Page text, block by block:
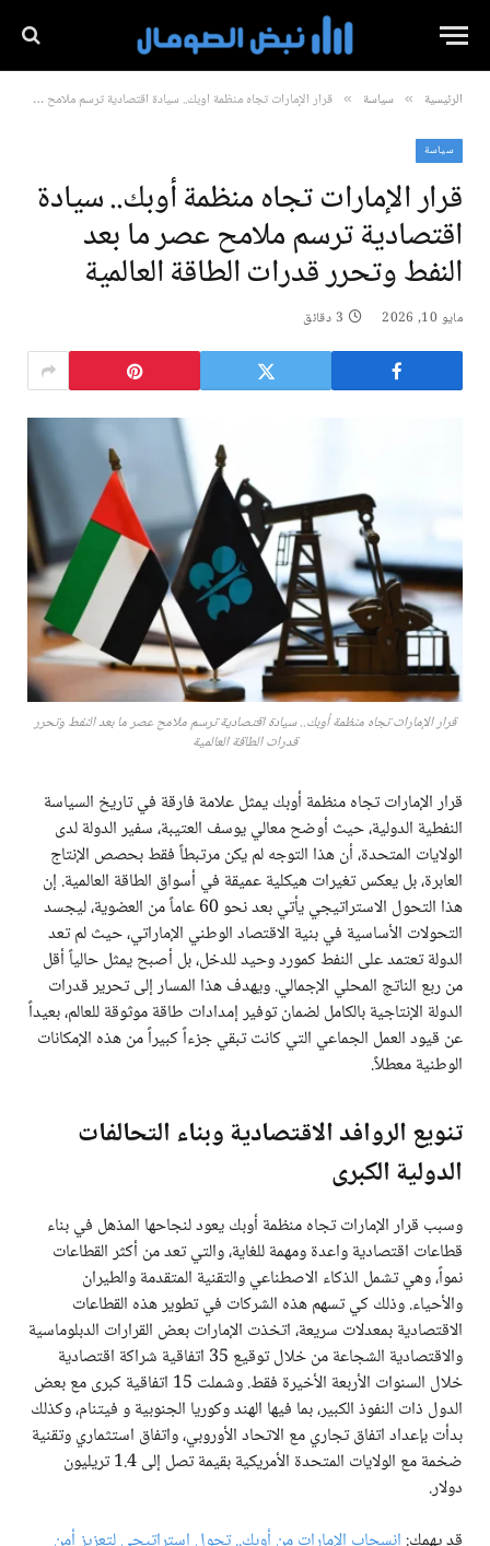
الرئيسية » سياسة » قرار الإمارات تجاه منظمة أوبك.. سيادة اقتصادية ترسم ملامح عصر ما بعد النفط وتحرر قدرات الطاقة العالمية
سياسة
قرار الإمارات تجاه منظمة أوبك.. سيادة
اقتصادية ترسم ملامح عصر ما بعد
النفط وتحرر قدرات الطاقة العالمية
مايو 10, 2026 3 دقائق
قرار الإمارات تجاه منظمة أوبك.. سيادة اقتصادية ترسم ملامح عصر ما بعد النفط وتحرر
قدرات الطاقة العالمية
قرار الإمارات تجاه منظمة أوبك يمثل علامة فارقة في تاريخ السياسة
النفطية الدولية، حيث أوضح معالي يوسف العتيبة، سفير الدولة لدى
الولايات المتحدة، أن هذا التوجه لم يكن مرتبطاً فقط بحصص الإنتاج
العابرة، بل يعكس تغيرات هيكلية عميقة في أسواق الطاقة العالمية. إن
هذا التحول الاستراتيجي يأتي بعد نحو 60 عاماً من العضوية، ليجسد
التحولات الأساسية في بنية الاقتصاد الوطني الإماراتي، حيث لم تعد
الدولة تعتمد على النفط كمورد وحيد للدخل، بل أصبح يمثل حالياً أقل
من ربع الناتج المحلي الإجمالي. ويهدف هذا المسار إلى تحرير قدرات
الدولة الإنتاجية بالكامل لضمان توفير إمدادات طاقة موثوقة للعالم، بعيداً
عن قيود العمل الجماعي التي كانت تبقي جزءاً كبيراً من هذه الإمكانات
الوطنية معطلاً.
تنويع الروافد الاقتصادية وبناء التحالفات
الدولية الكبرى
وسبب قرار الإمارات تجاه منظمة أوبك يعود لنجاحها المذهل في بناء
قطاعات اقتصادية واعدة ومهمة للغاية، والتي تعد من أكثر القطاعات
نمواً، وهي تشمل الذكاء الاصطناعي والتقنية المتقدمة والطيران
والأحياء. وذلك كي تسهم هذه الشركات في تطوير هذه القطاعات
الاقتصادية بمعدلات سريعة، اتخذت الإمارات بعض القرارات الدبلوماسية
والاقتصادية الشجاعة من خلال توقيع 35 اتفاقية شراكة اقتصادية
خلال السنوات الأربعة الأخيرة فقط. وشملت 15 اتفاقية كبرى مع بعض
الدول ذات النفوذ الكبير، بما فيها الهند وكوريا الجنوبية و فيتنام، وكذلك
بدأت بإعداد اتفاق تجاري مع الاتحاد الأوروبي، واتفاق استثماري وتقنية
ضخمة مع الولايات المتحدة الأمريكية بقيمة تصل إلى 1.4 تريليون
دولار.